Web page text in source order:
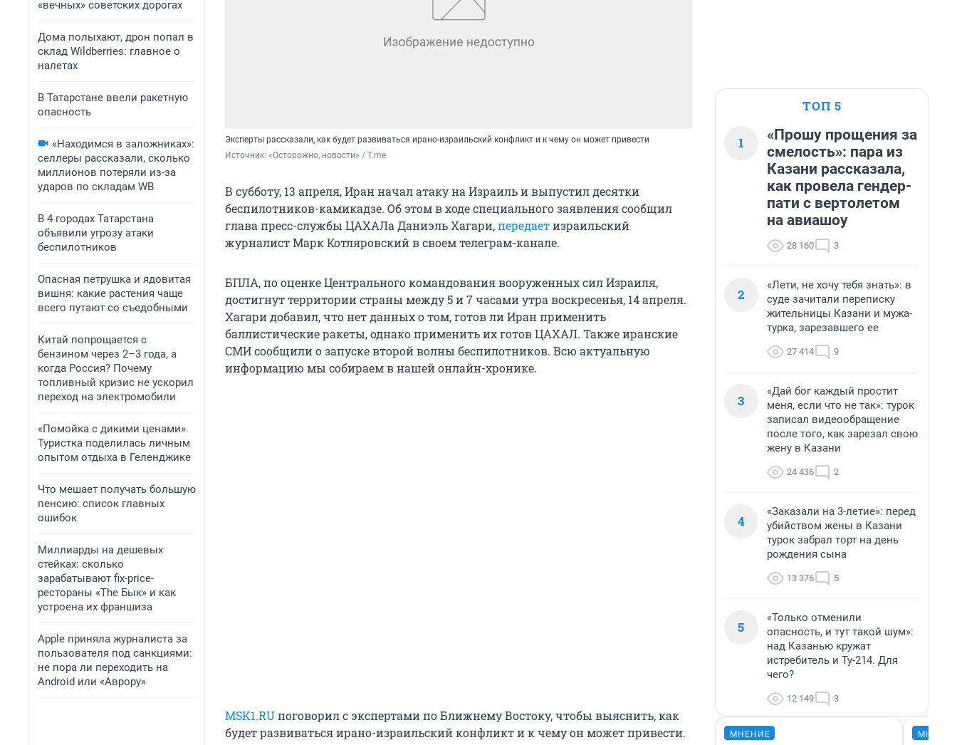
«вечных» советских дорогах
Дома полыхают, дрон попал в
склад Wildberries: главное о
налетах
В Татарстане ввели ракетную
опасность
«Находимся в заложниках»:
селлеры рассказали, сколько
миллионов потеряли из-за
ударов по складам WB
В 4 городах Татарстана
объявили угрозу атаки
беспилотников
Опасная петрушка и ядовитая
вишня: какие растения чаще
всего путают со съедобными
Китай попрощается с
бензином через 2–3 года, а
когда Россия? Почему
топливный кризис не ускорил
переход на электромобили
«Помойка с дикими ценами».
Туристка поделилась личным
опытом отдыха в Геленджике
Что мешает получать большую
пенсию: список главных
ошибок
Миллиарды на дешевых
стейках: сколько
зарабатывают fix-price-
рестораны «The Бык» и как
устроена их франшиза
Apple приняла журналиста за
пользователя под санкциями:
не пора ли переходить на
Android или «Аврору»
Эксперты рассказали, как будет развиваться ирано-израильский конфликт и к чему он может привести
Источник: «Осторожно, новости» / T.me
В субботу, 13 апреля, Иран начал атаку на Израиль и выпустил десятки
беспилотников-камикадзе. Об этом в ходе специального заявления сообщил
глава пресс-службы ЦАХАЛа Даниэль Хагари,передаетизраильский
журналист Марк Котляровский в своем телеграм-канале.
БПЛА, по оценке Центрального командования вооруженных сил Израиля,
достигнут территории страны между 5 и 7 часами утра воскресенья, 14 апреля.
Хагари добавил, что нет данных о том, готов ли Иран применить
баллистические ракеты, однако применить их готов ЦАХАЛ. Также иранские
СМИ сообщили о запуске второй волны беспилотников. Всю актуальную
информацию мы собираем в нашей онлайн-хронике.
MSK1.RUпоговорил с экспертами по Ближнему Востоку, чтобы выяснить, как
будет развиваться ирано-израильский конфликт и к чему он может привести.
ТОП 5
1
«Прошу прощения за
смелость»: пара из
Казани рассказала,
как провела гендер-
пати с вертолетом
на авиашоу
28 160 3
2
«Лети, не хочу тебя знать»: в
суде зачитали переписку
жительницы Казани и мужа-
турка, зарезавшего ее
27 414 9
3
«Дай бог каждый простит
меня, если что не так»: турок
записал видеообращение
после того, как зарезал свою
жену в Казани
24 436 2
4
«Заказали на 3-летие»: перед
убийством жены в Казани
турок забрал торт на день
рождения сына
13 376 5
5
«Только отменили
опасность, и тут такой шум»:
над Казанью кружат
истребитель и Ту-214. Для
чего?
12 149 3
МНЕНИЕ